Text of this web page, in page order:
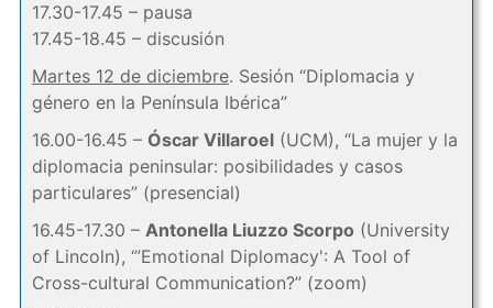
17.30-17.45 – pausa
17.45-18.45 – discusión
Martes 12 de diciembre. Sesión “Diplomacia y
género en la Península Ibérica”
16.00-16.45 – Óscar Villaroel(UCM), “La mujer y la
diplomacia peninsular: posibilidades y casos
particulares” (presencial)
16.45-17.30 – Antonella Liuzzo Scorpo (University
of Lincoln), ‘”Emotional Diplomacy': A Tool of
Cross-cultural Communication?” (zoom)